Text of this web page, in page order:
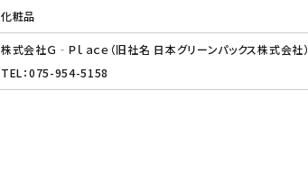
化粧品
株式会社Ｇ‐Ｐｌａｃｅ（旧社名 日本グリーンパックス株式会社）
TEL：075-954-5158